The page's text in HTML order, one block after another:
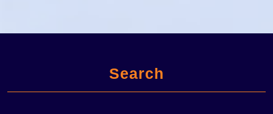
Search